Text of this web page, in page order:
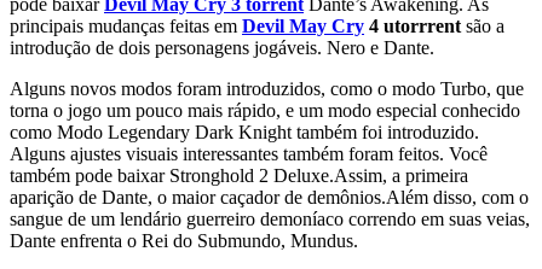
principais mudanças feitas em Devil May Cry 4 utorrrent são a
introdução de dois personagens jogáveis. Nero e Dante.
Alguns novos modos foram introduzidos, como o modo Turbo, que
torna o jogo um pouco mais rápido, e um modo especial conhecido
como Modo Legendary Dark Knight também foi introduzido.
Alguns ajustes visuais interessantes também foram feitos. Você
também pode baixar Stronghold 2 Deluxe.Assim, a primeira
aparição de Dante, o maior caçador de demônios.Além disso, com o
sangue de um lendário guerreiro demoníaco correndo em suas veias,
Dante enfrenta o Rei do Submundo, Mundus.